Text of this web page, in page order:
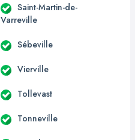
Saint-Martin-de-
Varreville
Sébeville
Vierville
Tollevast
Tonneville